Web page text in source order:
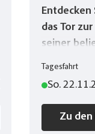
Entdecken
das Tor
seiner
Tagesfahrt
So.
Zu